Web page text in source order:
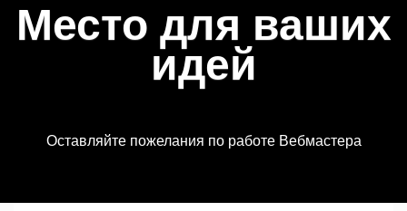
Место для ваших
идей
Оставляйте пожелания по работе Вебмастера